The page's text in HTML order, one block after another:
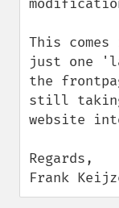
This comes
just one
the
still
website
Regards,
Frank